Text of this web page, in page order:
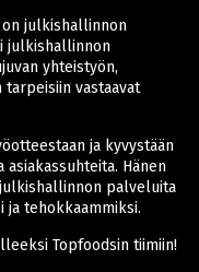
on julkishallinnon
julkishallinnon
yhteistyön,
vastaavat
ja kyvystään
Hänen
palveluita
ja tehokkaammiksi.
Topfoodsin tiimiin!